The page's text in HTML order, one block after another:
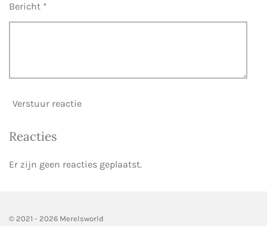
Bericht *
Verstuur reactie
Reacties
Er zijn geen reacties geplaatst.
© 2021 - 2026 Merelsworld